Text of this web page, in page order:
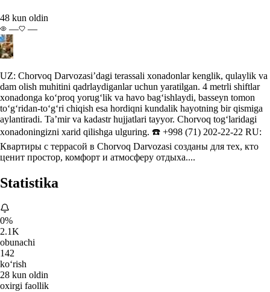
48 kun oldin
—
—
UZ: Chorvoq Darvozasi’dagi terassali xonadonlar kenglik, qulaylik va
dam olish muhitini qadrlaydiganlar uchun yaratilgan. 4 metrli shiftlar
xonadonga ko‘proq yorug‘lik va havo bag‘ishlaydi, basseyn tomon
to‘g‘ridan-to‘g‘ri chiqish esa hordiqni kundalik hayotning bir qismiga
aylantiradi. Ta’mir va kadastr hujjatlari tayyor. Chorvoq tog‘laridagi
xonadoningizni xarid qilishga ulguring. ☎️ +998 (71) 202-22-22 RU:
Квартиры с террасой в Chorvoq Darvozasi созданы для тех, кто
ценит простор, комфорт и атмосферу отдыха....
Statistika
0%
2.1K
obunachi
142
ko‘rish
28 kun oldin
oxirgi faollik